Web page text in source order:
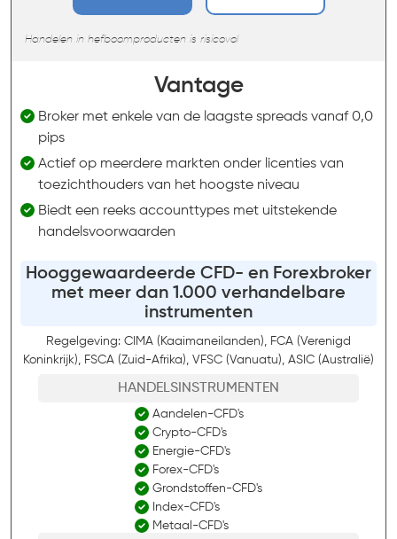
Handelen in hefboomproducten is risicovol
Vantage
Broker met enkele van de laagste spreads vanaf 0,0
pips
Actief op meerdere markten onder licenties van
toezichthouders van het hoogste niveau
Biedt een reeks accounttypes met uitstekende
handelsvoorwaarden
Hooggewaardeerde CFD- en Forexbroker
met meer dan 1.000 verhandelbare
instrumenten
Regelgeving: CIMA (Kaaimaneilanden), FCA (Verenigd
Koninkrijk), FSCA (Zuid-Afrika), VFSC (Vanuatu), ASIC (Australië)
HANDELSINSTRUMENTEN
Aandelen-CFD's
Crypto-CFD's
Energie-CFD's
Forex-CFD's
Grondstoffen-CFD's
Index-CFD's
Metaal-CFD's